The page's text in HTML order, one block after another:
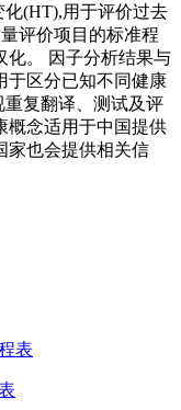
(HT),用于评价过去
评价项目的标准程
化。 因子分析结果与
于区分已知不同健康
复翻译、测试及评
概念适用于中国提供
家也会提供相关信